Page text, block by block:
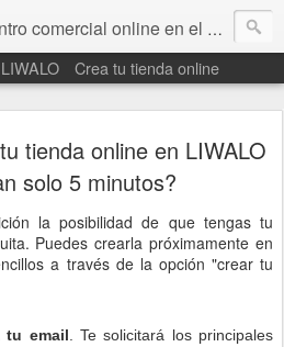
online en el que tiene que estar tu tienda.
Crea tu tienda online
tienda online en LIWALO
solo 5 minutos?
la posibilidad de que tengas tu
Puedes crearla próximamente en
a través de la opción "crear tu
tu email . Te solicitará los principales